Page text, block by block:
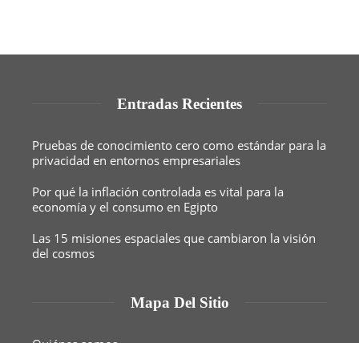
Entradas Recientes
Pruebas de conocimiento cero como estándar para la
privacidad en entornos empresariales
Por qué la inflación controlada es vital para la
economía y el consumo en Egipto
Las 15 misiones espaciales que cambiaron la visión
del cosmos
Mapa Del Sitio